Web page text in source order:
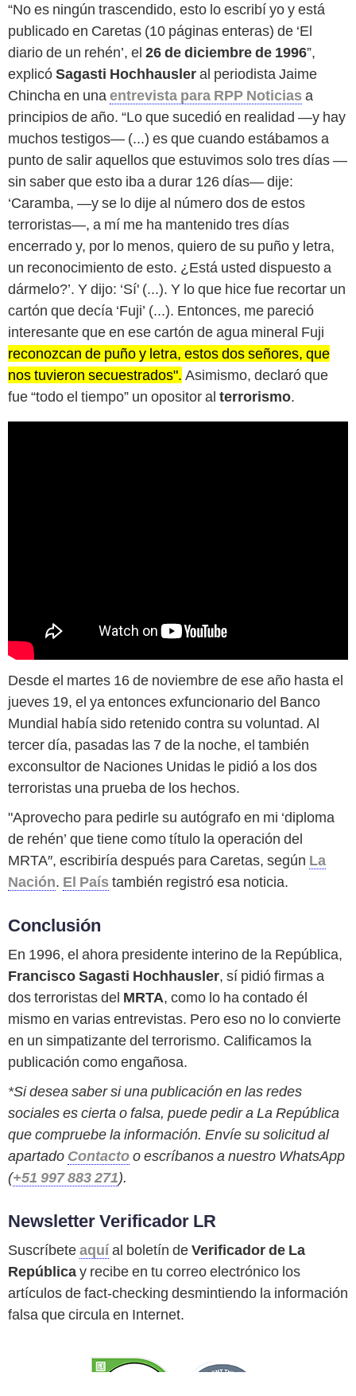
“No es ningún trascendido, esto lo escribí yo y está
publicado en Caretas (10 páginas enteras) de ‘El
diario de un rehén’, el 26 de diciembre de 1996”,
explicóSagasti Hochhausleral periodista Jaime
Chincha en unaentrevista para RPP Noticias a
principios de año. “Lo que sucedió en realidad —y hay
muchos testigos— (...) es que cuando estábamos a
punto de salir aquellos que estuvimos solo tres días —
sin saber que esto iba a durar 126 días— dije:
‘Caramba, —y se lo dije al número dos de estos
terroristas—, a mí me ha mantenido tres días
encerrado y, por lo menos, quiero de su puño y letra,
un reconocimiento de esto. ¿Está usted dispuesto a
dármelo?’. Y dijo: ‘Sí' (...). Y lo que hice fue recortar un
cartón que decía ‘Fuji’ (...). Entonces, me pareció
interesante que en ese cartón de agua mineral Fuji
reconozcan de puño y letra, estos dos señores, que
nos tuvieron secuestrados". Asimismo, declaró que
fue “todo el tiempo” un opositor al terrorismo.
Desde el martes 16 de noviembre de ese año hasta el
jueves 19, el ya entonces exfuncionario del Banco
Mundial había sido retenido contra su voluntad. Al
tercer día, pasadas las 7 de la noche, el también
exconsultor de Naciones Unidas le pidió a los dos
terroristas una prueba de los hechos.
"Aprovecho para pedirle su autógrafo en mi ‘diploma
de rehén’ que tiene como título la operación del
MRTA″, escribiría después para Caretas, según La
Nación. El País también registró esa noticia.
Conclusión
En 1996, el ahora presidente interino de la República,
Francisco Sagasti Hochhausler, sí pidió firmas a
dos terroristas del MRTA, como lo ha contado él
mismo en varias entrevistas. Pero eso no lo convierte
en un simpatizante del terrorismo. Calificamos la
publicación como engañosa.
*Si desea saber si una publicación en las redes
sociales es cierta o falsa, puede pedir a La República
que compruebe la información. Envíe su solicitud al
apartado Contactoo escríbanos a nuestro WhatsApp
(+51 997 883 271).
Newsletter Verificador LR
Suscríbeteaquíal boletín deVerificador de La
Repúblicay recibe en tu correo electrónico los
artículos de fact-checking desmintiendo la información
falsa que circula en Internet.